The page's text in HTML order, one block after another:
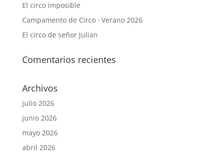
El circo imposible
Campamento de Circo · Verano 2026
El circo de señor Julian
Comentarios recientes
Archivos
julio 2026
junio 2026
mayo 2026
abril 2026